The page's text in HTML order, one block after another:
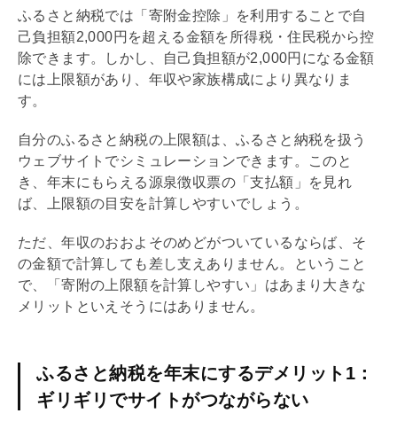
ふるさと納税では「寄附金控除」を利用することで自
己負担額2,000円を超える金額を所得税・住民税から控
除できます。しかし、自己負担額が2,000円になる金額
には上限額があり、年収や家族構成により異なりま
す。
自分のふるさと納税の上限額は、ふるさと納税を扱う
ウェブサイトでシミュレーションできます。このと
き、年末にもらえる源泉徴収票の「支払額」を見れ
ば、上限額の目安を計算しやすいでしょう。
ただ、年収のおおよそのめどがついているならば、そ
の金額で計算しても差し支えありません。ということ
で、「寄附の上限額を計算しやすい」はあまり大きな
メリットといえそうにはありません。
ふるさと納税を年末にするデメリット1：
ギリギリでサイトがつながらない